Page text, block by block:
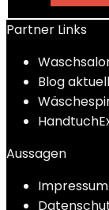
Partner Links
Blog aktuell
Aussagen
Impressum